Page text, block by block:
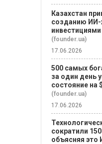
Казахстан
созданию ИИ-
(founder.ua)
17.06.2026
500 самых
за один день
состояние на
(founder.ua)
17.06.2026
сократили
объясняя это